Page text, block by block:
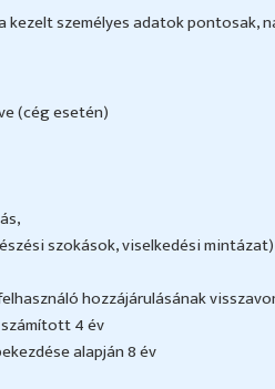
személyes adatok pontosak,
(cég esetén)
szokások, viselkedési mintázat)
hozzájárulásának
4 év
alapján 8 év